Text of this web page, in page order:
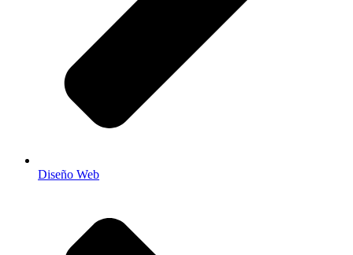
Diseño Web